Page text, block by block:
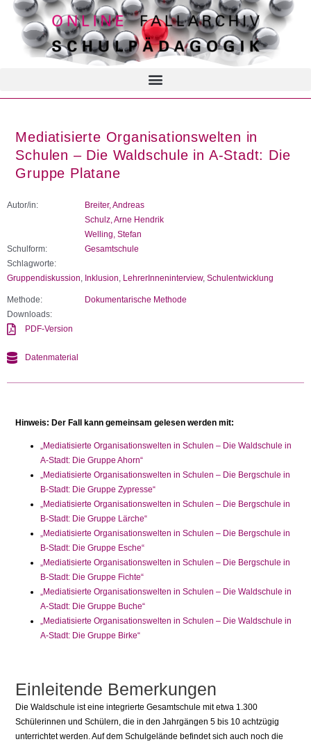
Mediatisierte Organisationswelten in
Schulen – Die Waldschule in A-Stadt: Die
Gruppe Platane
Autor/in:
Breiter, Andreas
Schulz, Arne Hendrik
Welling, Stefan
Schulform:
Gesamtschule
Schlagworte:
Gruppendiskussion Inklusion LehrerInneninterview, Schulentwicklung
Methode:
Dokumentarische Methode
Downloads:
PDF-Version
Datenmaterial
Hinweis: Der Fall kann gemeinsam gelesen werden mit:
„Mediatisierte Organisationswelten in Schulen – Die Waldschule in
A-Stadt: Die Gruppe Ahorn“
„Mediatisierte Organisationswelten in Schulen – Die Bergschule in
B-Stadt: Die Gruppe Zypresse“
„Mediatisierte Organisationswelten in Schulen – Die Bergschule in
B-Stadt: Die Gruppe Lärche“
„Mediatisierte Organisationswelten in Schulen – Die Bergschule in
B-Stadt: Die Gruppe Esche“
„Mediatisierte Organisationswelten in Schulen – Die Bergschule in
B-Stadt: Die Gruppe Fichte“
„Mediatisierte Organisationswelten in Schulen – Die Waldschule in
A-Stadt: Die Gruppe Buche“
„Mediatisierte Organisationswelten in Schulen – Die Waldschule in
A-Stadt: Die Gruppe Birke“
Einleitende Bemerkungen
Die Waldschule ist eine integrierte Gesamtschule mit etwa 1.300
Schülerinnen und Schülern, die in den Jahrgängen 5 bis 10 achtzügig
unterrichtet werden. Auf dem Schulgelände befindet sich auch noch die